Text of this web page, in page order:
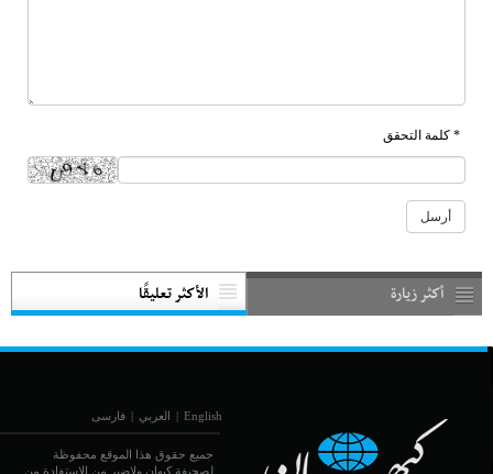
* كلمة التحقق
أكثر زيارة الأكثر تعليقًا
English
| العربي | فارسی
جميع حقوق هذا الموقع محفوظة
لصحيفة كيهان ولاضير من الاستفادة من